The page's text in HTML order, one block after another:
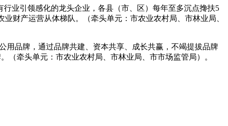
业引领感化的龙头企业，各县（市、区）每年至多沉点搀扶5
财产运营从体梯队。（牵头单元：市农业农村局、市林业局、
用品牌，通过品牌共建、资本共享、成长共赢，不竭提拔品牌
（牵头单元：市农业农村局、市林业局、市市场监管局）。